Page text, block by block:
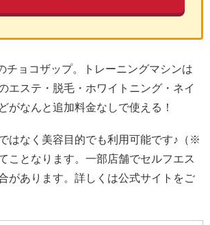
チョコザップ。トレーニングマシンは
エステ・脱毛・ホワイトニング・ネイ
がなんと追加料金なしで使える！
はなく美容目的でも利用可能です♪（※
ことなります。一部店舗でセルフエス
があります。詳しくは公式サイトをご